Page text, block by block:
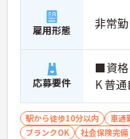
雇用形態 非常
応募要件
■資格
K 普
駅から徒歩10分以内 車通
ブランクOK
社会保険完備